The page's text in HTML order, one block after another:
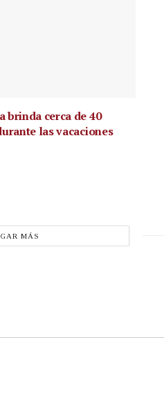
brinda cerca de 40
las vacaciones
MÁS